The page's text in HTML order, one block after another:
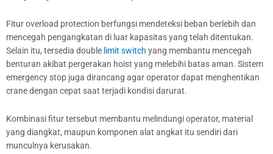
Fitur overload protection berfungsi mendeteksi beban berlebih dan
mencegah pengangkatan di luar kapasitas yang telah ditentukan.
Selain itu, tersedia double limit switch yang membantu mencegah
benturan akibat pergerakan hoist yang melebihi batas aman. Sistem
emergency stop juga dirancang agar operator dapat menghentikan
crane dengan cepat saat terjadi kondisi darurat.
Kombinasi fitur tersebut membantu melindungi operator, material
yang diangkat, maupun komponen alat angkat itu sendiri dari
munculnya kerusakan.